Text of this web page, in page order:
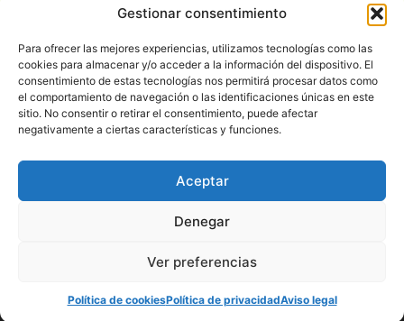
Gestionar consentimiento
Para ofrecer las mejores experiencias, utilizamos tecnologías como las
cookies para almacenar y/o acceder a la información del dispositivo. El
consentimiento de estas tecnologías nos permitirá procesar datos como
el comportamiento de navegación o las identificaciones únicas en este
sitio. No consentir o retirar el consentimiento, puede afectar
negativamente a ciertas características y funciones.
Aceptar
Denegar
Ver preferencias
Política de cookiesPolítica de privacidadAviso legal
Pensamiento Crítico
Comprender el mundo para transformarlo.
Información Legal
჻Política de privacidad
Política de cookies
© pensamientocritico.org 2026